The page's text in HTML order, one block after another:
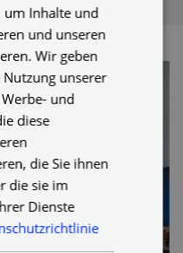
ENGLISH
um Inhalte und
und unseren
Wir geben
unserer
und
diese
die Sie ihnen
die sie im
Dienste